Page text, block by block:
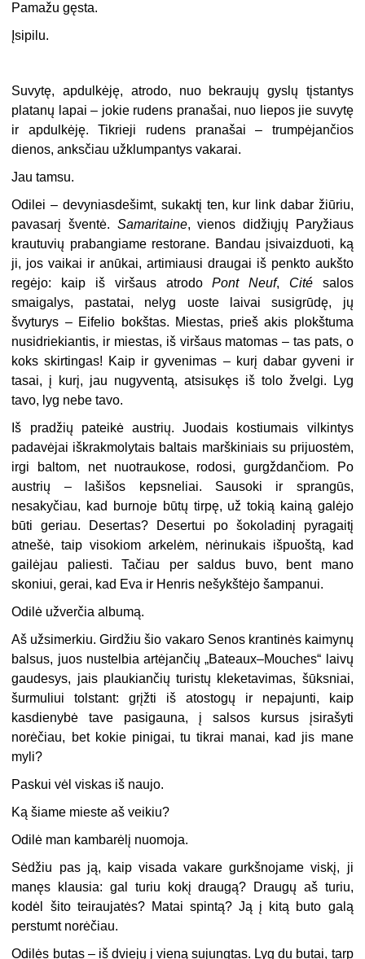
Pamažu gęsta.
Įsipilu.
Suvytę, apdulkėję, atrodo, nuo bekraujų gyslų tįstantys
platanų lapai – jokie rudens pranašai, nuo liepos jie suvytę
ir apdulkėję. Tikrieji rudens pranašai – trumpėjančios
dienos, anksčiau užklumpantys vakarai.
Jau tamsu.
Odilei – devyniasdešimt, sukaktį ten, kur link dabar žiūriu,
pavasarį šventė. Samaritaine, vienos didžiųjų Paryžiaus
krautuvių prabangiame restorane. Bandau įsivaizduoti, ką
ji, jos vaikai ir anūkai, artimiausi draugai iš penkto aukšto
regėjo: kaip iš viršaus atrodoPont Neuf, Citésalos
smaigalys, pastatai, nelyg uoste laivai susigrūdę, jų
švyturys – Eifelio bokštas. Miestas, prieš akis plokštuma
nusidriekiantis, ir miestas, iš viršaus matomas – tas pats, o
koks skirtingas! Kaip ir gyvenimas – kurį dabar gyveni ir
tasai, į kurį, jau nugyventą, atsisukęs iš tolo žvelgi. Lyg
tavo, lyg nebe tavo.
Iš pradžių pateikė austrių. Juodais kostiumais vilkintys
padavėjai iškrakmolytais baltais marškiniais su prijuostėm,
irgi baltom, net nuotraukose, rodosi, gurgždančiom. Po
austrių – lašišos kepsneliai. Sausoki ir sprangūs,
nesakyčiau, kad burnoje būtų tirpę, už tokią kainą galėjo
būti geriau. Desertas? Desertui po šokoladinį pyragaitį
atnešė, taip visokiom arkelėm, nėrinukais išpuoštą, kad
gailėjau paliesti. Tačiau per saldus buvo, bent mano
skoniui, gerai, kad Eva ir Henris nešykštėjo šampanui.
Odilė užverčia albumą.
Aš užsimerkiu. Girdžiu šio vakaro Senos krantinės kaimynų
balsus, juos nustelbia artėjančių „Bateaux–Mouches“ laivų
gaudesys, jais plaukiančių turistų kleketavimas, šūksniai,
šurmuliui tolstant: grįžti iš atostogų ir nepajunti, kaip
kasdienybė tave pasigauna, į salsos kursus įsirašyti
norėčiau, bet kokie pinigai, tu tikrai manai, kad jis mane
myli?
Paskui vėl viskas iš naujo.
Ką šiame mieste aš veikiu?
Odilė man kambarėlį nuomoja.
Sėdžiu pas ją, kaip visada vakare gurkšnojame viskį, ji
manęs klausia: gal turiu kokį draugą? Draugų aš turiu,
kodėl šito teiraujatės? Matai spintą? Ją į kitą buto galą
perstumt norėčiau.
Odilės butas – iš dviejų į vieną sujungtas. Lyg du butai, tarp